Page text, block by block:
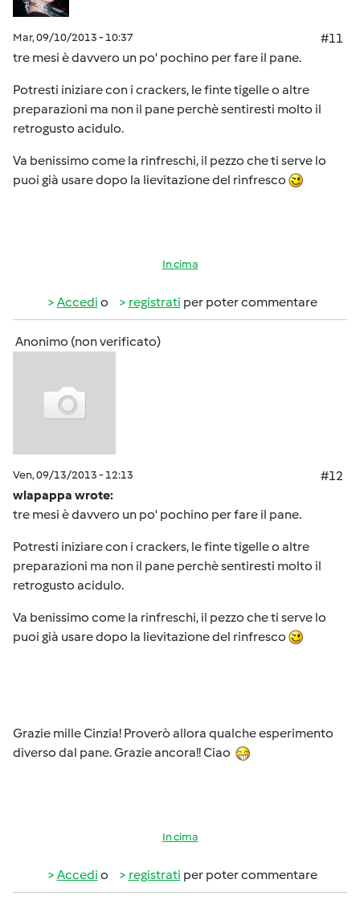
Mar, 09/10/2013 - 10:37
#11
tre mesi è davvero un po' pochino per fare il pane.
Potresti iniziare con i crackers, le finte tigelle o altre
preparazioni ma non il pane perchè sentiresti molto il
retrogusto acidulo.
Va benissimo come la rinfreschi, il pezzo che ti serve lo
puoi già usare dopo la lievitazione del rinfresco
In cima
Accedi o registrati per poter commentare
Anonimo (non verificato)
Ven, 09/13/2013 - 12:13
#12
wlapappa wrote:
tre mesi è davvero un po' pochino per fare il pane.
Potresti iniziare con i crackers, le finte tigelle o altre
preparazioni ma non il pane perchè sentiresti molto il
retrogusto acidulo.
Va benissimo come la rinfreschi, il pezzo che ti serve lo
puoi già usare dopo la lievitazione del rinfresco
Grazie mille Cinzia! Proverò allora qualche esperimento
diverso dal pane. Grazie ancora!! Ciao
In cima
Accedi o registrati per poter commentare